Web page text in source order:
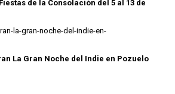
de la Consolación del 5 al 13 de
La Gran Noche del Indie en Pozuelo